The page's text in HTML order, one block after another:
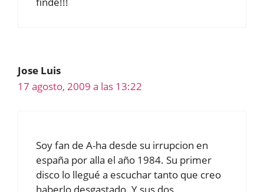
Jose Luis
17 agosto, 2009 a las 13:22
Soy fan de A-ha desde su irrupcion en
españa por alla el año 1984. Su primer
disco lo llegué a escuchar tanto que creo
haberlo desgastado. Y sus dos